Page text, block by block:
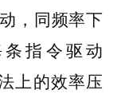
，同频率下
指令驱动
上的效率压